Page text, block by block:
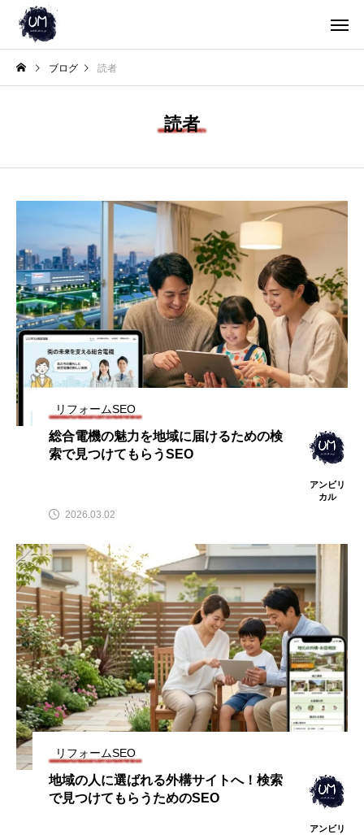
ブログ 読者
読者
リフォームSEO
総合電機の魅力を地域に届けるための検
索で見つけてもらうSEO
アンビリ
カル
2026.03.02
リフォームSEO
地域の人に選ばれる外構サイトへ！検索
で見つけてもらうためのSEO
アンビリ